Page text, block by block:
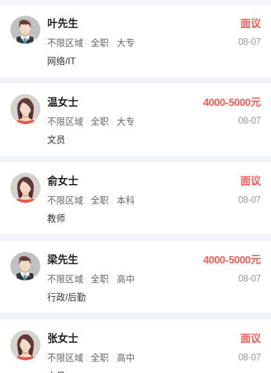
叶先生 面议
不限区域 全职 大专
08-07
网络/IT
温女士 4000-5000元
不限区域 全职 大专
08-07
文员
俞女士 面议
不限区域 全职 本科
08-07
教师
梁先生 4000-5000元
不限区域 全职 高中
08-07
行政/后勤
张女士 面议
不限区域 全职 高中
08-07